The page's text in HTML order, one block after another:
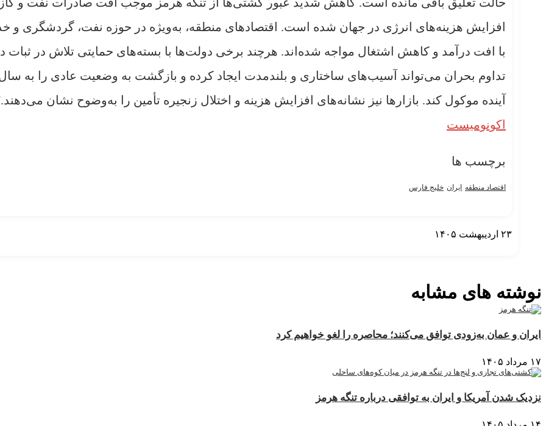
افزایش هزینه‌های انرژی در جهان شده است. اقتصادهای منطقه، به‌ویژه در حوزه نفت، گردشگری و
با افت درآمد و کاهش اشتغال مواجه شده‌اند. هرچند برخی دولت‌ها با بسته‌های حمایتی تلاش در ثبات
تداوم بحران می‌تواند آسیب‌های ساختاری و بلندمدت ایجاد کرده و بازگشت به وضعیت عادی را به
آینده موکول کند. بازارها نیز نشانه‌های افزایش هزینه و اختلال زنجیره تأمین را به‌وضوح نشان
اکونومیست
برچسب ها
اقتصاد منطقه ایران خلیج فارس
۲۳ اردیبهشت ۱۴۰۵
نوشته های مشابه
ایران و عمان به‌زودی توافق می‌کنند؛ محاصره را لغو خواهیم کرد
۱۷ مرداد ۱۴۰۵
نزدیک شدن آمریکا و ایران به توافقی درباره تنگه هرمز